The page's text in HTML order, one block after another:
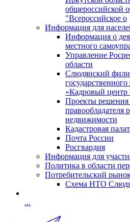
общероссийской
"Всероссийское о
Информация для
Информация о
местного
Управление
области
Слюдянский
«Кадровый центр
Проекты решения
правообладателя
недвижимости
Кадастровая
Почта России
Росгвардия
Информация для
Политика в области
Потребительский
Схема НТО
...